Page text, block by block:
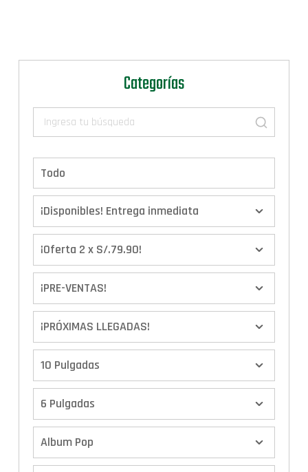
Categorías
Todo
¡Disponibles! Entrega inmediata
¡Oferta 2 x S/.79.90!
¡PRE-VENTAS!
¡PRÓXIMAS LLEGADAS!
10 Pulgadas
6 Pulgadas
Album Pop